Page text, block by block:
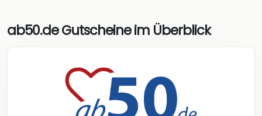
ab50.de Gutscheine im Überblick